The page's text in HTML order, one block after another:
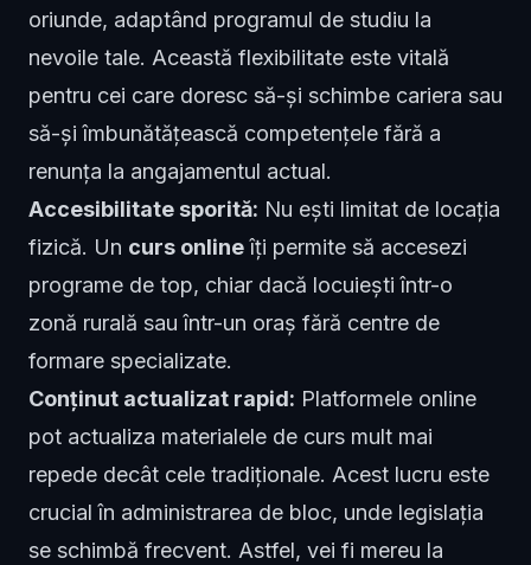
oriunde, adaptând programul de studiu la
nevoile tale. Această flexibilitate este vitală
pentru cei care doresc să-și schimbe cariera sau
să-și îmbunătățească competențele fără a
renunța la angajamentul actual.
Accesibilitate sporită: Nu ești limitat de locația
fizică. Un curs onlineîți permite să accesezi
programe de top, chiar dacă locuiești într-o
zonă rurală sau într-un oraș fără centre de
formare specializate.
Conținut actualizat rapid: Platformele online
pot actualiza materialele de curs mult mai
repede decât cele tradiționale. Acest lucru este
crucial în administrarea de bloc, unde legislația
se schimbă frecvent. Astfel, vei fi mereu la